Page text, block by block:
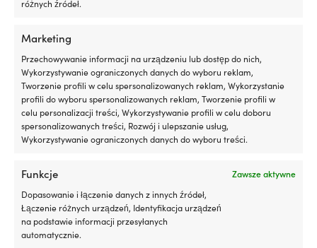
różnych źródeł.
Marketing
Przechowywanie informacji na urządzeniu lub dostęp do nich,
Wykorzystywanie ograniczonych danych do wyboru reklam,
Tworzenie profili w celu spersonalizowanych reklam, Wykorzystanie
profili do wyboru spersonalizowanych reklam, Tworzenie profili w
celu personalizacji treści, Wykorzystywanie profili w celu doboru
spersonalizowanych treści, Rozwój i ulepszanie usług,
Wykorzystywanie ograniczonych danych do wyboru treści.
Funkcje
Zawsze aktywne
Dopasowanie i łączenie danych z innych źródeł,
Łączenie różnych urządzeń, Identyfikacja urządzeń
na podstawie informacji przesyłanych
automatycznie.
Saddlebag, 66 x 23 x 38 cm, 8-
kieszeni
109,99€
1 W MAGAZYNIE (MOŻE BYĆ
ZAMÓWIONY)
9,10
7 W MAGAZYNIE (MOŻE BYĆ
ZAMÓWIONY)